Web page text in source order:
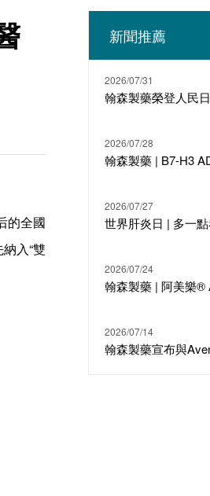
的全國
入“雙
新聞推薦
2026/07/31
2026/07/28
2026/07/27
2026/07/24
2026/07/14